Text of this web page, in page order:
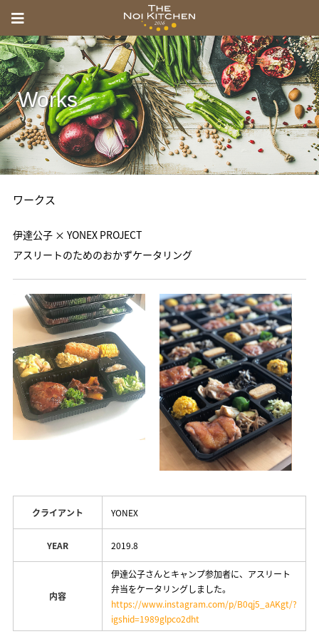
THE
NOI
KITCHEN
の
い
き
っ
menu
Toggle
navigation
Works
ワークス
伊達公子 × YONEX PROJECT
アスリートのためのおかずケータリング
クライアント YONEX
YEAR 2019.8
内容
伊達公子さんとキャンプ参加者に、アスリート
弁当をケータリングしました。
https://www.instagram.com/p/B0qj5_aAKgt/?
igshid=1989glpco2dht